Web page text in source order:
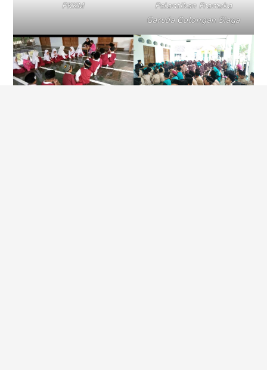
PKKM
Pelantikan Pramuka
Garuda Golongan Siaga